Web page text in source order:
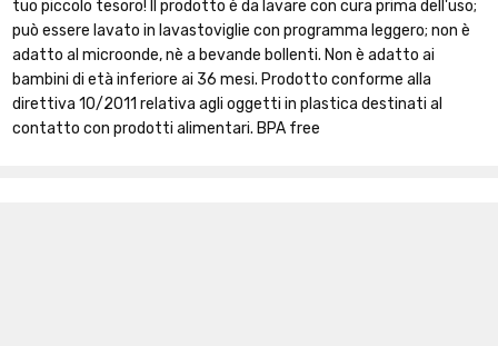
tuo piccolo tesoro! Il prodotto è da lavare con cura prima dell'uso;
può essere lavato in lavastoviglie con programma leggero; non è
adatto al microonde, nè a bevande bollenti. Non è adatto ai
bambini di età inferiore ai 36 mesi. Prodotto conforme alla
direttiva 10/2011 relativa agli oggetti in plastica destinati al
contatto con prodotti alimentari. BPA free